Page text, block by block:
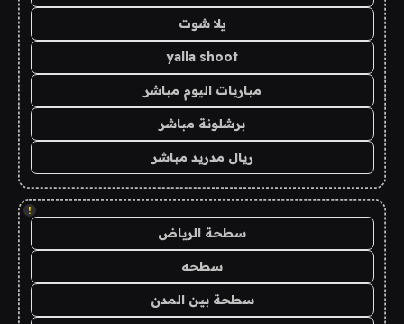
يلا شوت
yalla shoot
مباريات اليوم مباشر
برشلونة مباشر
ريال مدريد مباشر
!
سطحة الرياض
سطحه
سطحة بين المدن